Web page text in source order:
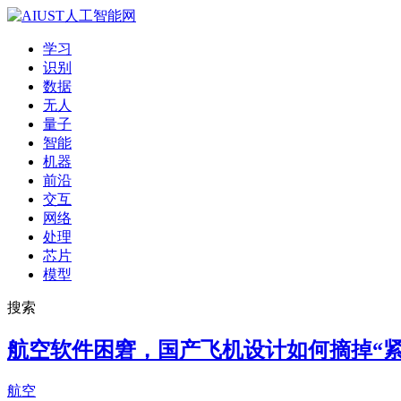
学习
识别
数据
无人
量子
智能
机器
前沿
交互
网络
处理
芯片
模型
搜索
航空软件困窘，国产飞机设计如何摘掉“
航空